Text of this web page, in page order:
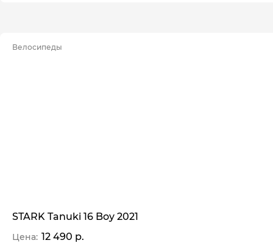
Велосипеды
STARK Tanuki 16 Boy 2021
Цена: 12 490 р.